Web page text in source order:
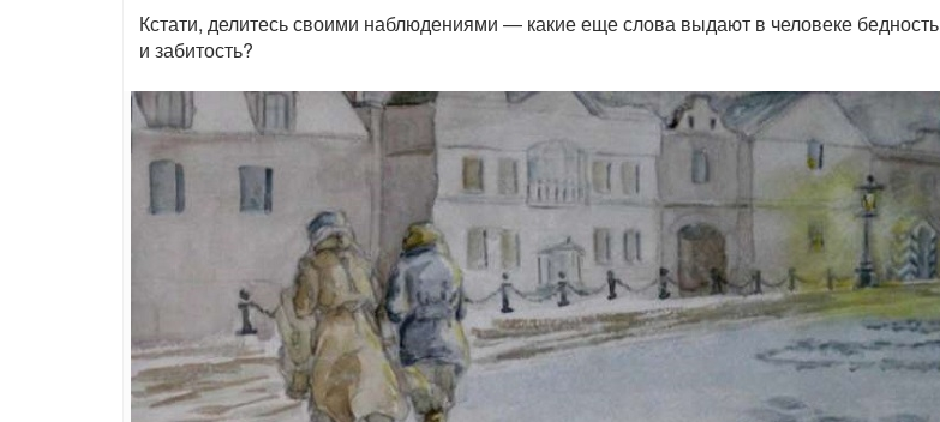
Кстати, делитесь своими наблюдениями — какие еще слова выдают в человеке бедность
и забитость?